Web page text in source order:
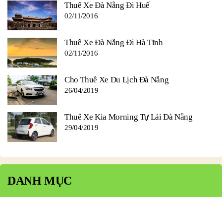
Thuê Xe Đà Nẵng Đi Huế
02/11/2016
Thuê Xe Đà Nẵng Đi Hà Tĩnh
02/11/2016
Cho Thuê Xe Du Lịch Đà Nẵng
26/04/2019
Thuê Xe Kia Morning Tự Lái Đà Nẵng
29/04/2019
DANH MỤC